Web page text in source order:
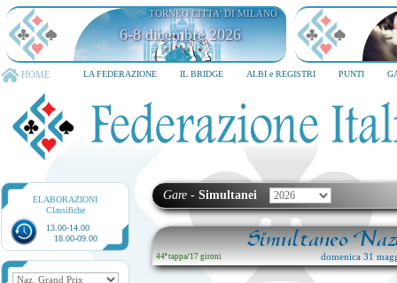
TORNEO CITTA' DI MILANO
6-8 dicembre 2026
HOME LA FEDERAZIONE IL BRIDGE ALBI e REGISTRI PUNTI
ELABORAZIONI
Classifiche
13.00-14.00
18.00-09.00
Gare - Simultanei
Simultaneo
44ª tappa/17 gironi domenica 31